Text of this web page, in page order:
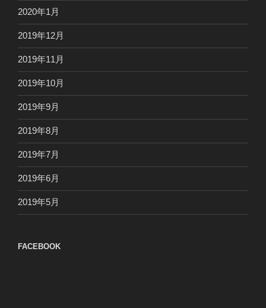
2020年1月
2019年12月
2019年11月
2019年10月
2019年9月
2019年8月
2019年7月
2019年6月
2019年5月
FACEBOOK